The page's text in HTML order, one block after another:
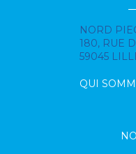
NORD
180, RUE
59045
QUI